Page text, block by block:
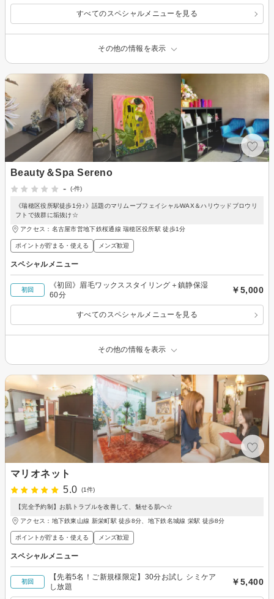
すべてのスペシャルメニューを見る
その他の情報を表示
Beauty＆Spa Sereno
-
(-件)
《瑞穂区役所駅徒歩1分♪》話題のマリムーブフェイシャルWAX＆ハリウッドブロウリ
フトで抜群に垢抜け☆
アクセス：名古屋市営地下鉄桜通線 瑞穂区役所駅 徒歩1分
ポイントが貯まる・使える メンズ歓迎
スペシャルメニュー
初回
《初回》眉毛ワックススタイリング＋鎮静保湿
60分
￥5,000
すべてのスペシャルメニューを見る
その他の情報を表示
マリオネット
5.0
(1件)
【完全予約制】お肌トラブルを改善して、魅せる肌へ☆
アクセス：地下鉄東山線 新栄町駅 徒歩8分、地下鉄名城線 栄駅 徒歩8分
ポイントが貯まる・使える メンズ歓迎
スペシャルメニュー
初回
【先着5名！ご新規様限定】30分お試し シミケア
し放題
￥5,400